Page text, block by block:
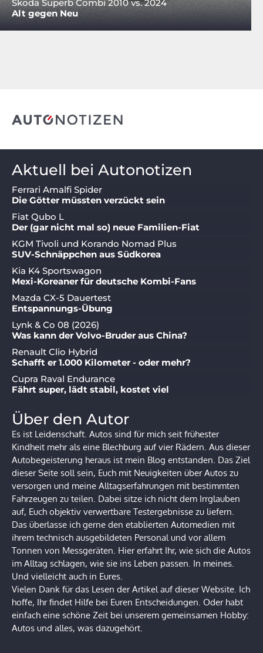
Skoda Superb Combi 2010 vs. 2024
Alt gegen Neu
Aktuell bei Autonotizen
Ferrari Amalfi Spider
Die Götter müssten verzückt sein
Fiat Qubo L
Der (gar nicht mal so) neue Familien-Fiat
KGM Tivoli und Korando Nomad Plus
SUV-Schnäppchen aus Südkorea
Kia K4 Sportswagon
Mexi-Koreaner für deutsche Kombi-Fans
Mazda CX-5 Dauertest
Entspannungs-Übung
Lynk & Co 08 (2026)
Was kann der Volvo-Bruder aus China?
Renault Clio Hybrid
Schafft er 1.000 Kilometer - oder mehr?
Cupra Raval Endurance
Fährt super, lädt stabil, kostet viel
Über den Autor
Es ist Leidenschaft. Autos sind für mich seit frühester
Kindheit mehr als eine Blechburg auf vier Rädern. Aus dieser
Autobegeisterung heraus ist mein Blog entstanden. Das Ziel
dieser Seite soll sein, Euch mit Neuigkeiten über Autos zu
versorgen und meine Alltagserfahrungen mit bestimmten
Fahrzeugen zu teilen. Dabei sitze ich nicht dem Irrglauben
auf, Euch objektiv verwertbare Testergebnisse zu liefern.
Das überlasse ich gerne den etablierten Automedien mit
ihrem technisch ausgebildeten Personal und vor allem
Tonnen von Messgeräten. Hier erfahrt Ihr, wie sich die Autos
im Alltag schlagen, wie sie ins Leben passen. In meines.
Und vielleicht auch in Eures.
Vielen Dank für das Lesen der Artikel auf dieser Website. Ich
hoffe, Ihr findet Hilfe bei Euren Entscheidungen. Oder habt
einfach eine schöne Zeit bei unserem gemeinsamen Hobby:
Autos und alles, was dazugehört.